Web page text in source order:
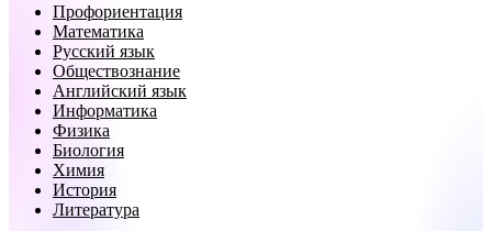
Профориентация
Математика
Русский язык
Обществознание
Английский язык
Информатика
Физика
Биология
Химия
История
Литература